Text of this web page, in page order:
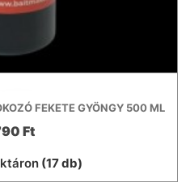
FEKETE GYÖNGY 500 ML
Ft
(17 db)